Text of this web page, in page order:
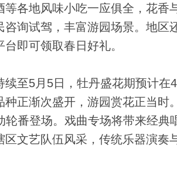
各地风味小吃一应俱全，花香
询试驾，丰富游园场景。地区
即可领取春日好礼。
5月5日，牡丹盛花期预计在4
正渐次盛开，游园赏花正当时
轮番登场。戏曲专场将带来经
文艺队伍风采，传统乐器演奏